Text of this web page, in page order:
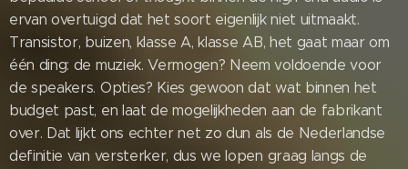
ervan overtuigd dat het soort eigenlijk niet uitmaakt.
Transistor, buizen, klasse A, klasse AB, het gaat maar om
één ding: de muziek. Vermogen? Neem voldoende voor
de speakers. Opties? Kies gewoon dat wat binnen het
budget past, en laat de mogelijkheden aan de fabrikant
over. Dat lijkt ons echter net zo dun als de Nederlandse
definitie van versterker, dus we lopen graag langs de